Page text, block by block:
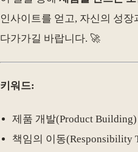
인사이트를 얻고, 자신의 성장
다가가길 바랍니다. 🚀
키워드:
제품 개발(Product Building)
책임의 이동(Responsibility